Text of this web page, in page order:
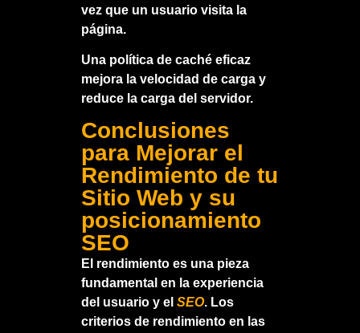
vez que un usuario visita la
página.
Una política de caché eficaz
mejora la velocidad de carga y
reduce la carga del servidor.
Conclusiones
para Mejorar el
Rendimiento de tu
Sitio Web y su
posicionamiento
SEO
El rendimiento es una pieza
fundamental en la experiencia
del usuario y elSEO. Los
criterios de rendimiento en las